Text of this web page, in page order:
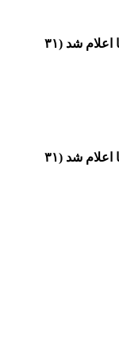
ارزش سهام عدالت ۵۰۰ هزار تومانی ها اعلام شد (۳۱
ارزش سهام عدالت ۵۰۰ هزار تومانی ها اعلام شد (۳۱